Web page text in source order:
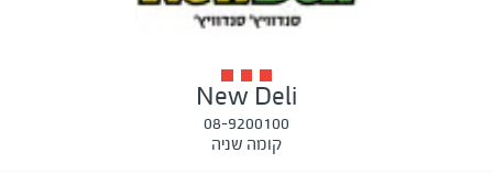
New Deli
08-9200100
קומה שניה